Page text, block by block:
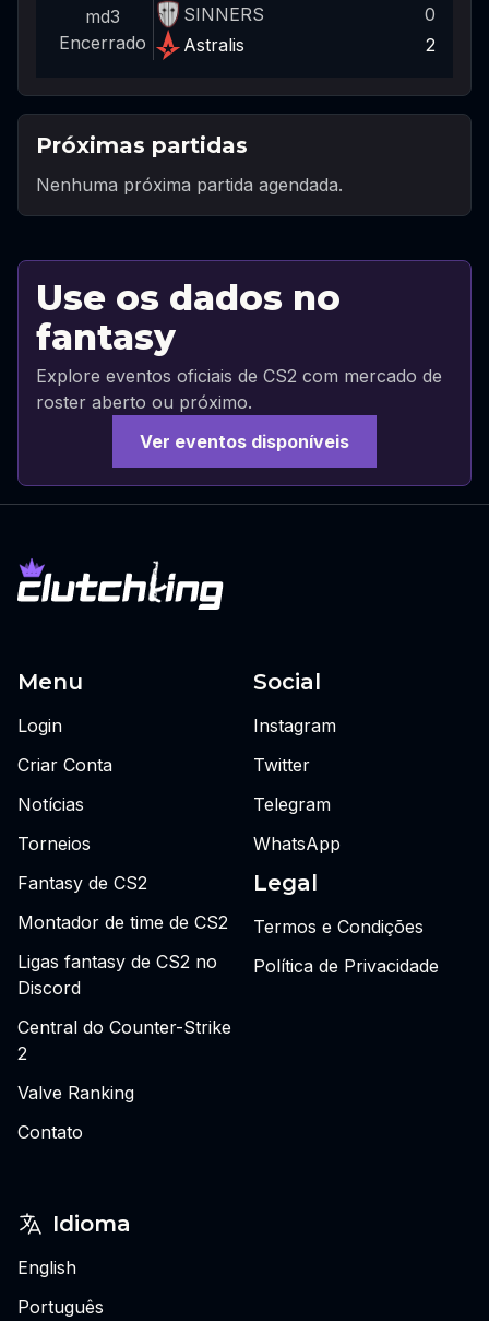
md3
Encerrado
SINNERS
0
Astralis
2
Próximas partidas
Nenhuma próxima partida agendada.
Use os dados no
fantasy
Explore eventos oficiais de CS2 com mercado de
roster aberto ou próximo.
Ver eventos disponíveis
Menu
Login
Criar Conta
Notícias
Torneios
Fantasy de CS2
Montador de time de CS2
Ligas fantasy de CS2 no
Discord
Central do Counter-Strike
2
Valve Ranking
Contato
Social
Instagram
Twitter
Telegram
WhatsApp
Legal
Termos e Condições
Política de Privacidade
Idioma
English
Português